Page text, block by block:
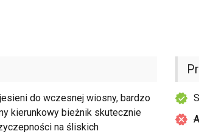
do wczesnej wiosny, bardzo
kierunkowy bieżnik skutecznie
na śliskich